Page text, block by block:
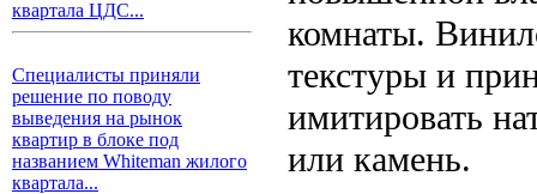
квартала ЦДС...
Специалисты приняли
решение по поводу
выведения на рынок
квартир в блоке под
названием Whiteman жилого
квартала...
комнаты.
текстуры и
имитировать
или камень.